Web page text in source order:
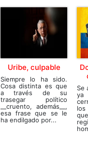
Uribe, culpable
Siempre lo ha sido.
Cosa distinta es que
a través de su
trasegar político
__cruento, además__,
esa frase que se le
ha endilgado por...
Se